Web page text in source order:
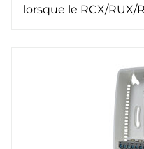
lorsque le RCX/RUX/